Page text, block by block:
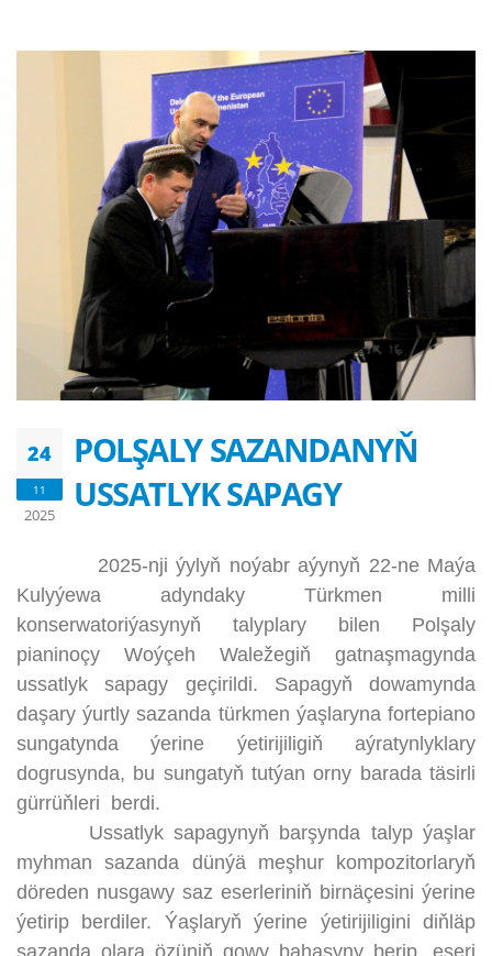
24
11
2025
POLŞALY SAZANDANYŇ
USSATLYK SAPAGY
2025-nji ýylyň noýabr aýynyň 22-ne Maýa
Kulyýewa adyndaky Türkmen milli
konserwatoriýasynyň talyplary bilen Polşaly
pianinoçy Woýçeh Waležegiň gatnaşmagynda
ussatlyk sapagy geçirildi. Sapagyň dowamynda
daşary ýurtly sazanda türkmen ýaşlaryna fortepiano
sungatynda ýerine ýetirijiligiň aýratynlyklary
dogrusynda, bu sungatyň tutýan orny barada täsirli
gürrüňleri berdi.
Ussatlyk sapagynyň barşynda talyp ýaşlar
myhman sazanda dünýä meşhur kompozitorlaryň
döreden nusgawy saz eserleriniň birnäçesini ýerine
ýetirip berdiler. Ýaşlaryň ýerine ýetirijiligini diňläp
sazanda olara özüniň gowy bahasyny berip, eseri